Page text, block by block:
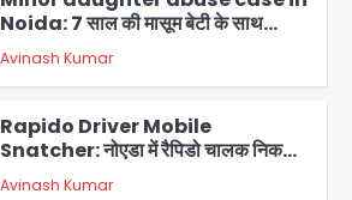
अश्लील हरकत करने वाले पिता को मां ने रंगेहाथ
पकड़ा, पुलिस ने किया गिरफ्तार
Snatcher: नोएडा में रैपिडो चालक निकला
मोबाइल स्नैचर गैंग का मास्टरमाइंड, जीरा-बॉल
बेचने वालों को बेचता था चोरी के फोन; 8